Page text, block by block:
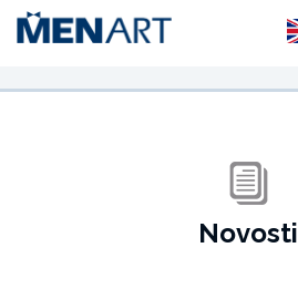
Novosti